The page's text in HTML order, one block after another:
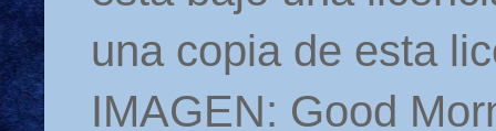
una copia de esta
IMAGEN: Good